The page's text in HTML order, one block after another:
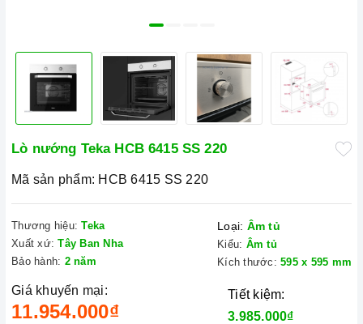
Lò nướng Teka HCB 6415 SS 220
Mã sản phẩm: HCB 6415 SS 220
Thương hiệu: Teka
Xuất xứ: Tây Ban Nha
Bảo hành: 2 năm
Loại: Âm tủ
Kiểu: Âm tủ
Kích thước: 595 x 595 mm
Giá khuyến mại:
11.954.000₫
Tiết kiệm:
3.985.000₫